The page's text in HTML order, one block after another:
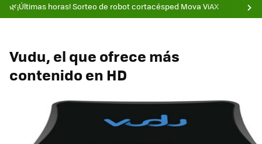
🌿¡Últimas horas! Sorteo de robot cortacésped Mova ViAX
Vudu, el que ofrece más
contenido en HD